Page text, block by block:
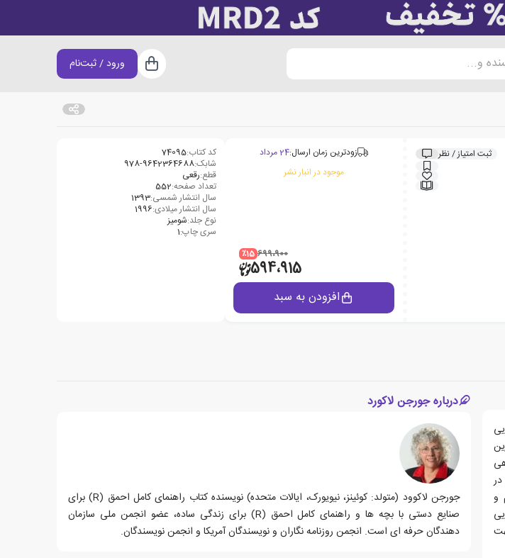
و... سبد خرید
ورود / ثبت‌نام
ثبت امتیاز / نظر زودترین زمان ارسال:24 مرداد
موجود در انبار نشر
699،900 ٪15
594،915
افزودن به سبد
کد کتاب:74095
شابک:978-9642364688
قطع:رقعی
تعداد صفحه:552
سال انتشار شمسی:1393
سال انتشار میلادی:1996
نوع جلد:شومیز
سری چاپ:1
و
درباره جورجن لاکورد
جورجن لاکوود (متولد: کوئینز، نیویورک، ایالات متحده) نویسنده کتاب راهنمای کامل احمق (R) برای
صنایع دستی با بچه ها و راهنمای کامل احمق (R) برای زندگی ساده، عضو انجمن ملی سازمان
دهندگان حرفه ای است. انجمن روزنامه نگاران و نویسندگان آمریکا و انجمن نویسندگان.